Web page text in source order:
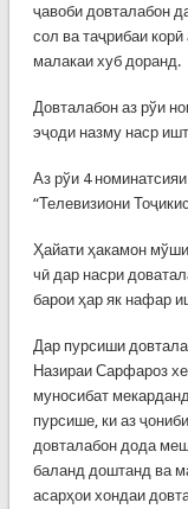
ҷавоби довталабон
сол ва таҷрибаи
малакаи хуб доранд.
Довталабон аз рўи
эҷоди назму наср
Аз рўи 4
“Телевизиони
Ҳайати ҳакамон
чӣ дар насри
барои ҳар як нафар
Дар пурсиши
Назираи Сарфароз
муносибат
пурсише, ки аз
довталабон дода
баланд доштанд ва
асарҳои хондаи